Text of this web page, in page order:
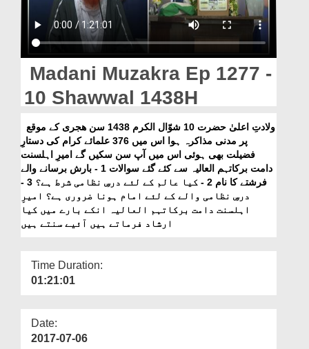
Magazine
More
Madani Muzakra Ep 1277 -
10 Shawwal 1438H
پر مدنی مذاکرہ ہوا اس میں 376 علمائے کرام کی دستارِ
فضیلت بھی ہوئی اس میں آپ سن سکیں گے امیرِ اہلسنت
دامت برکاتہم العالیہ سے کئے گئے سوالات 1 - بارش برسانے والے
فرشتے کا نام 2 - کیا عالم کے لئے درسِ نظامی شرط ہے؟ 3 -
درسِ نظامی والے کے لئے امام ہونا ضروری ہے؟ امیرِ
اہلسنت دامت برکاتہم العالیہ انکے بارے میں کیا
ارشاد فرماتے ہیں آئیے سنتے ہیں
Time Duration:
01:21:01
Date:
2017-07-06